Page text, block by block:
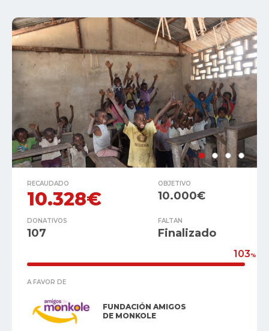
RECAUDADO
10.328€
OBJETIVO
10.000€
DONATIVOS
107
FALTAN
Finalizado
103%
A FAVOR DE
FUNDACIÓN AMIGOS
DE MONKOLE